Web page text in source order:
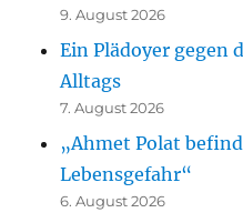
9. August 2026
Ein Plädoyer gegen
Alltags
7. August 2026
„Ahmet Polat
Lebensgefahr“
6. August 2026